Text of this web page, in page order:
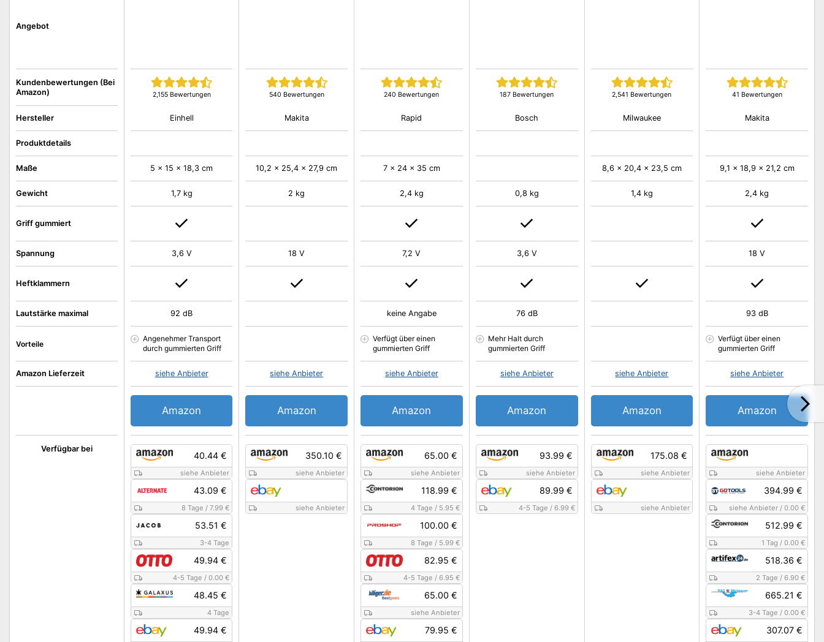
Kundenbewertungen (Bei
Amazon)
Angebot
Verfügbar bei
Hersteller
Produktdetails
Maße
Gewicht
Griff gummiert
Spannung
Heftklammern
Lautstärke maximal
Vorteile
Amazon Lieferzeit
2,155 Bewertungen
40.44 €
siehe Anbieter
43.09 €
8 Tage /7.99 €
53.51 €
3-4 Tage
49.94 €
4-5 Tage /0.00 €
48.45 €
4 Tage
49.94 €
Einhell
5 x 15 x 18,3 cm
1,7 kg
3,6 V
92 dB
Angenehmer Transport
durch gummierten Griff
siehe Anbieter
Amazon
540 Bewertungen
350.10 €
siehe Anbieter
siehe Anbieter
Makita
10,2 x 25,4 x 27,9 cm
2 kg
18 V
siehe Anbieter
Amazon
240 Bewertungen
65.00 €
siehe Anbieter
118.99 €
4 Tage / 5.95 €
100.00 €
8 Tage / 5.99 €
82.95 €
4-5 Tage / 6.95 €
65.00 €
siehe Anbieter
79.95 €
Rapid
7 x 24 x 35 cm
2,4 kg
7,2 V
keine Angabe
Verfügt über einen
gummierten Griff
siehe Anbieter
Amazon
187 Bewertungen
93.99 €
siehe Anbieter
89.99 €
4-5 Tage / 6.99 €
Bosch
0,8 kg
3,6 V
76 dB
Mehr Halt durch
gummierten Griff
siehe Anbieter
Amazon
2,541 Bewertungen
175.08 €
siehe Anbieter
siehe Anbieter
Milwaukee
8,6 x 20,4 x 23,5 cm
1,4 kg
siehe Anbieter
Amazon
41 Bewertungen
siehe Anbieter
394.99 €
siehe Anbieter/ 0.00 €
512.99 €
1 Tag / 0.00 €
518.36 €
2 Tage / 6.90 €
665.21 €
3-4 Tage / 0.00 €
307.07 €
Makita
9,1 x 18,9 x 21,2 cm
2,4 kg
18 V
93 dB
Verfügt über einen
gummierten Griff
siehe Anbieter
Amazon